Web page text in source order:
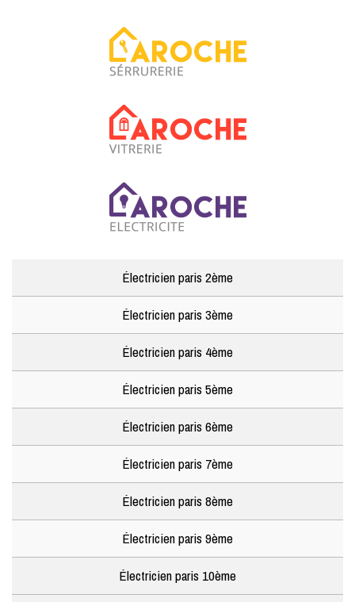
Électricien paris 2ème
Électricien paris 3ème
Électricien paris 4ème
Électricien paris 5ème
Électricien paris 6ème
Électricien paris 7ème
Électricien paris 8ème
Électricien paris 9ème
Électricien paris 10ème